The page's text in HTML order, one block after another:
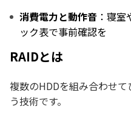
消費電力と動作音 ：寝
ック表で事前確認を
RAIDとは
複数のHDDを組み合わせ
う技術です。